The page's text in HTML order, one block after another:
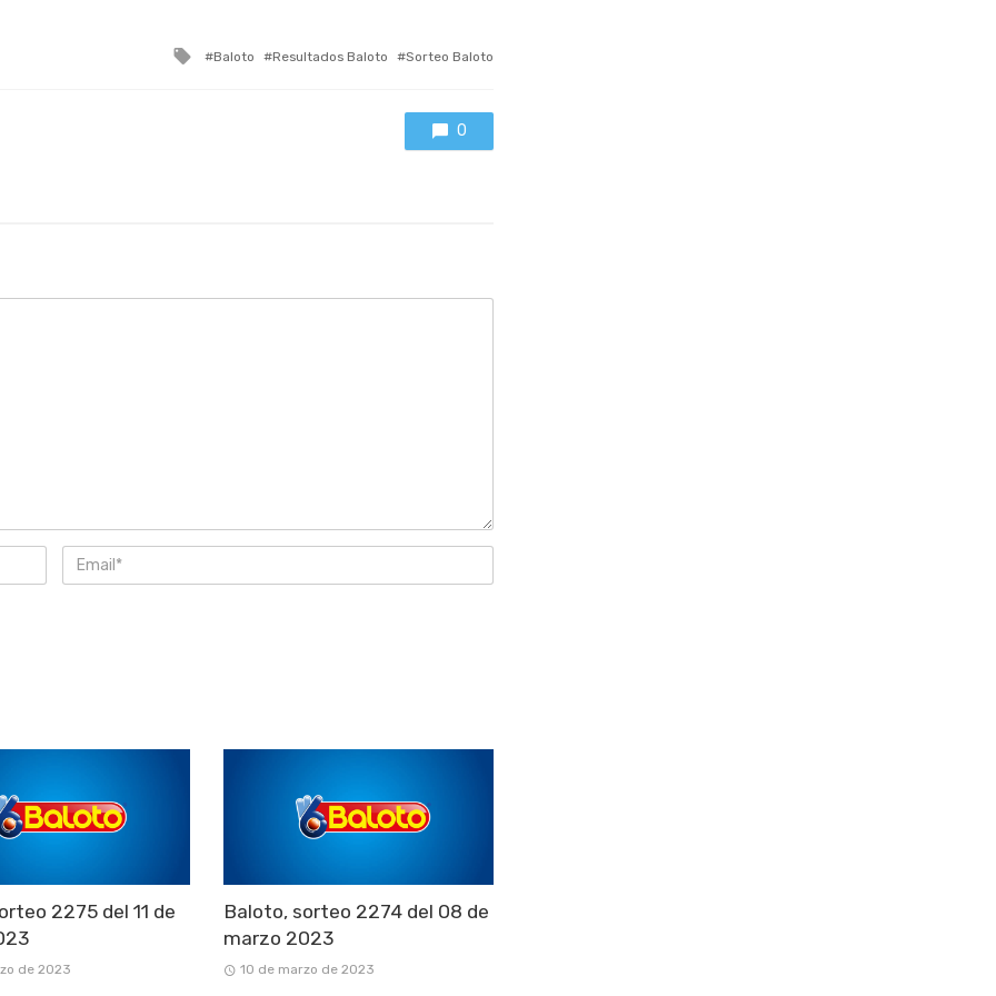
Tagged
Baloto Resultados Baloto Sorteo Baloto
0
2275 del 11 de
de 2023
Baloto, sorteo 2274 del 08 de
marzo 2023
10 de marzo de 2023